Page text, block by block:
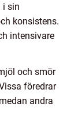
i sin
konsistens.
intensivare
och smör
föredrar
andra